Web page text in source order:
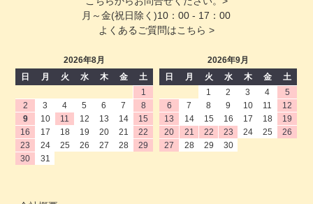
月～金(祝日除く)10：00 - 17：00
よくあるご質問はこちら >
2026年8月
日
月 火 水 木 金
土
1
2
3 4 5 6 7
8
9
10 11 12 13 14
15
16
17 18 19 20 21
22
23
24 25 26 27 28
29
30
31
2026年9月
日
月 火 水 木 金
土
1
2 3 4
5
6
7 8 9 10 11
12
13
14 15 16 17 18
19
20
21 22 23 24 25
26
27
28 29 30